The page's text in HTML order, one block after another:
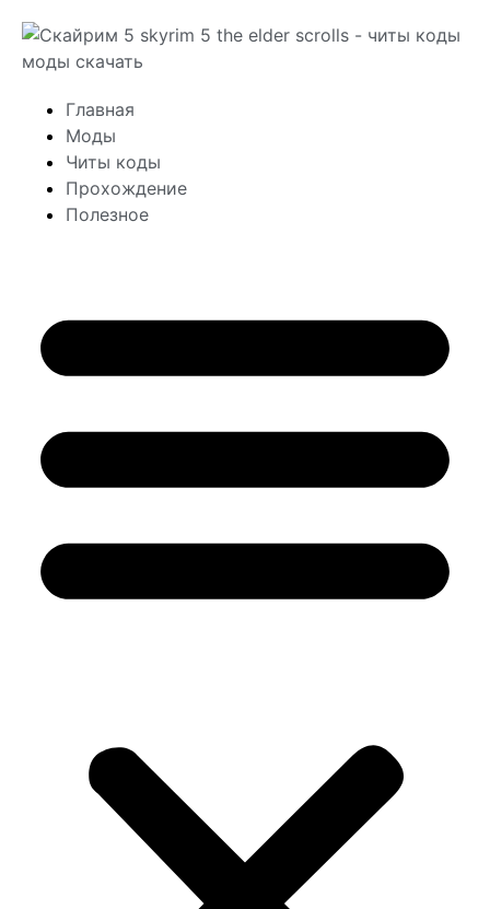
Главная
Моды
Читы коды
Прохождение
Полезное